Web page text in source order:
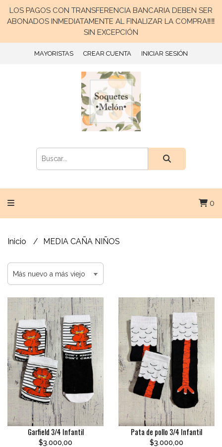
LOS PAGOS CON TRANSFERENCIA BANCARIA DEBEN SER
ABONADOS INMEDIATAMENTE AL FINALIZAR LA COMPRA‼️‼️
SIN EXCEPCIÓN
MAYORISTAS CREAR CUENTA INICIAR SESIÓN
0
Inicio MEDIA CAÑA NIÑOS
Garfield 3/4 Infantil
$3.000,00
Pata de pollo 3/4 Infantil
$3.000,00